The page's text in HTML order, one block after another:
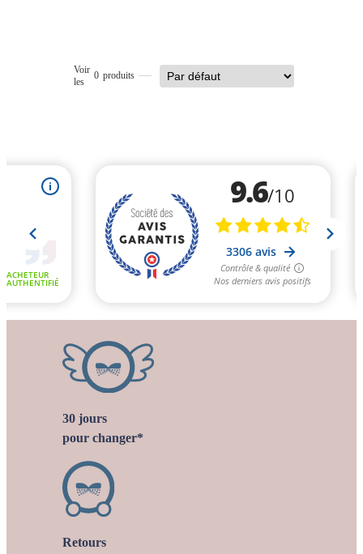
Voir
les
0 produits
30 jours
pour changer*
Retours